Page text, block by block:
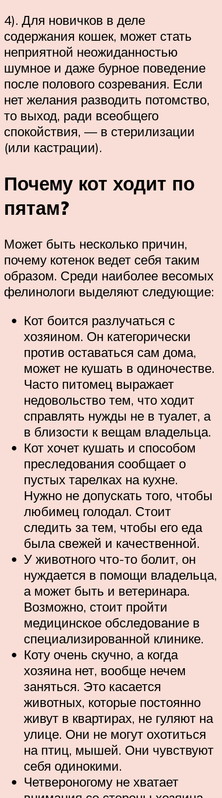
4). Для новичков в деле
содержания кошек, может стать
неприятной неожиданностью
шумное и даже бурное поведение
после полового созревания. Если
нет желания разводить потомство,
то выход, ради всеобщего
спокойствия, — в стерилизации
(или кастрации).
Почему кот ходит по
пятам?
Может быть несколько причин,
почему котенок ведет себя таким
образом. Среди наиболее весомых
фелинологи выделяют следующие:
Кот боится разлучаться с
хозяином. Он категорически
против оставаться сам дома,
может не кушать в одиночестве.
Часто питомец выражает
недовольство тем, что ходит
справлять нужды не в туалет, а
в близости к вещам владельца.
Кот хочет кушать и способом
преследования сообщает о
пустых тарелках на кухне.
Нужно не допускать того, чтобы
любимец голодал. Стоит
следить за тем, чтобы его еда
была свежей и качественной.
У животного что-то болит, он
нуждается в помощи владельца,
а может быть и ветеринара.
Возможно, стоит пройти
медицинское обследование в
специализированной клинике.
Коту очень скучно, а когда
хозяина нет, вообще нечем
заняться. Это касается
животных, которые постоянно
живут в квартирах, не гуляют на
улице. Они не могут охотиться
на птиц, мышей. Они чувствуют
себя одинокими.
Четвероногому не хватает